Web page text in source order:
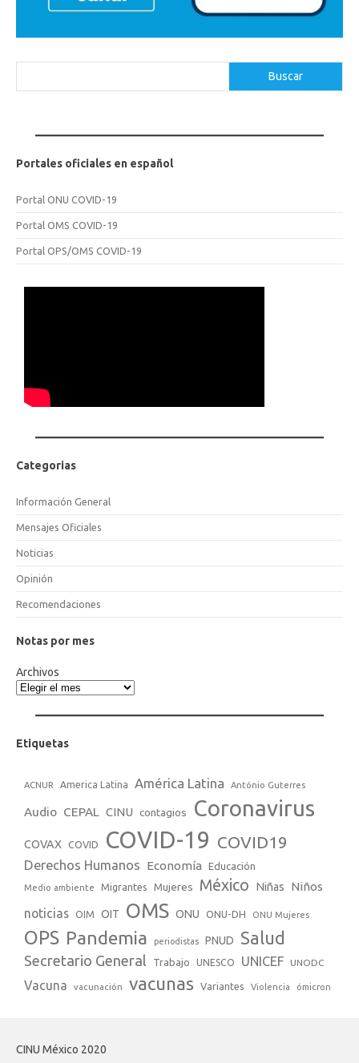
Buscar
Portales oficiales en español
Portal ONU COVID-19
Portal OMS COVID-19
Portal OPS/OMS COVID-19
Categorias
Información General
Mensajes Oficiales
Noticias
Opinión
Recomendaciones
Notas por mes
Archivos
Etiquetas
ACNUR America Latina América Latina António Guterres
Audio CEPAL CINU contagios Coronavirus
COVAX COVID COVID-19 COVID19
Derechos Humanos Economía Educación
Medio ambiente Migrantes Mujeres México Niñas Niños
noticias OIM OIT OMS ONU ONU-DH ONU Mujeres
OPS Pandemia periodistas PNUD Salud
Secretario General Trabajo UNESCO UNICEF UNODC
Vacuna vacunación vacunas Variantes Violencia ómicron
CINU México 2020